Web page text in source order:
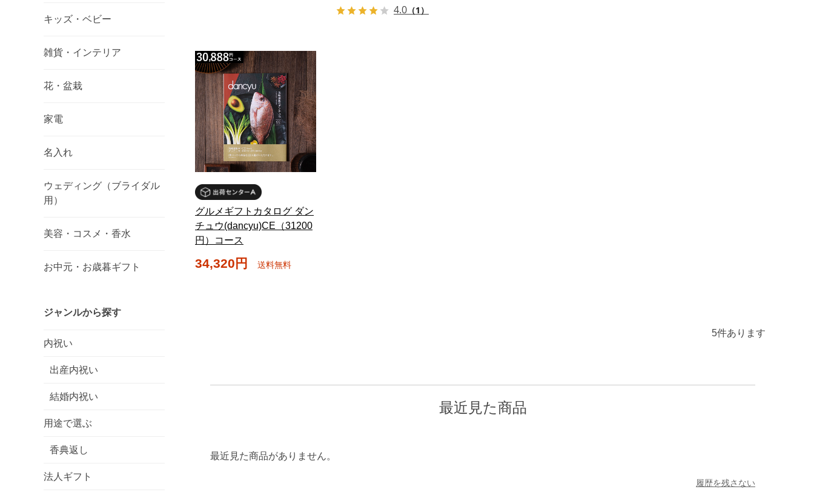
キッズ・ベビー
雑貨・インテリア
花・盆栽
家電
名入れ
ウェディング（ブライダル
用）
美容・コスメ・香水
お中元・お歳暮ギフト
ジャンルから探す
内祝い
出産内祝い
結婚内祝い
用途で選ぶ
香典返し
法人ギフト
4.0 （1）
グルメギフトカタログ ダン
チュウ(dancyu)CE（31200
円）コース
34,320円 送料無料
5件あります
最近見た商品
最近見た商品がありません。
履歴を残さない